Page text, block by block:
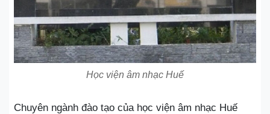
Học viện âm nhạc Huế
Chuyên ngành đào tạo của học viện âm nhạc Huế